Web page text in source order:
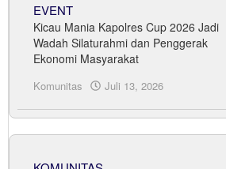
EVENT
Kicau Mania Kapolres Cup 2026 Jadi
Wadah Silaturahmi dan Penggerak
Ekonomi Masyarakat
Komunitas Juli 13, 2026